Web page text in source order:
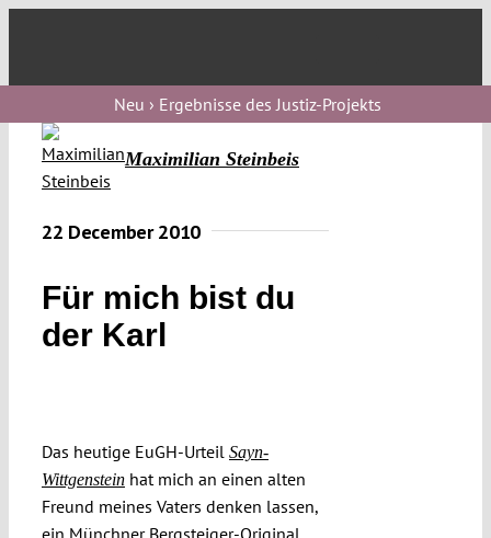
Verfassungs
blog
Verfassungs
podcast
Verfassungs
Submissions
Neu › Ergebnisse des Justiz-Projekts
Maximilian Steinbeis
22 December 2010
Für mich bist du
der Karl
Das heutige EuGH-Urteil Sayn-
Wittgensteinhat mich an einen alten
Freund meines Vaters denken lassen,